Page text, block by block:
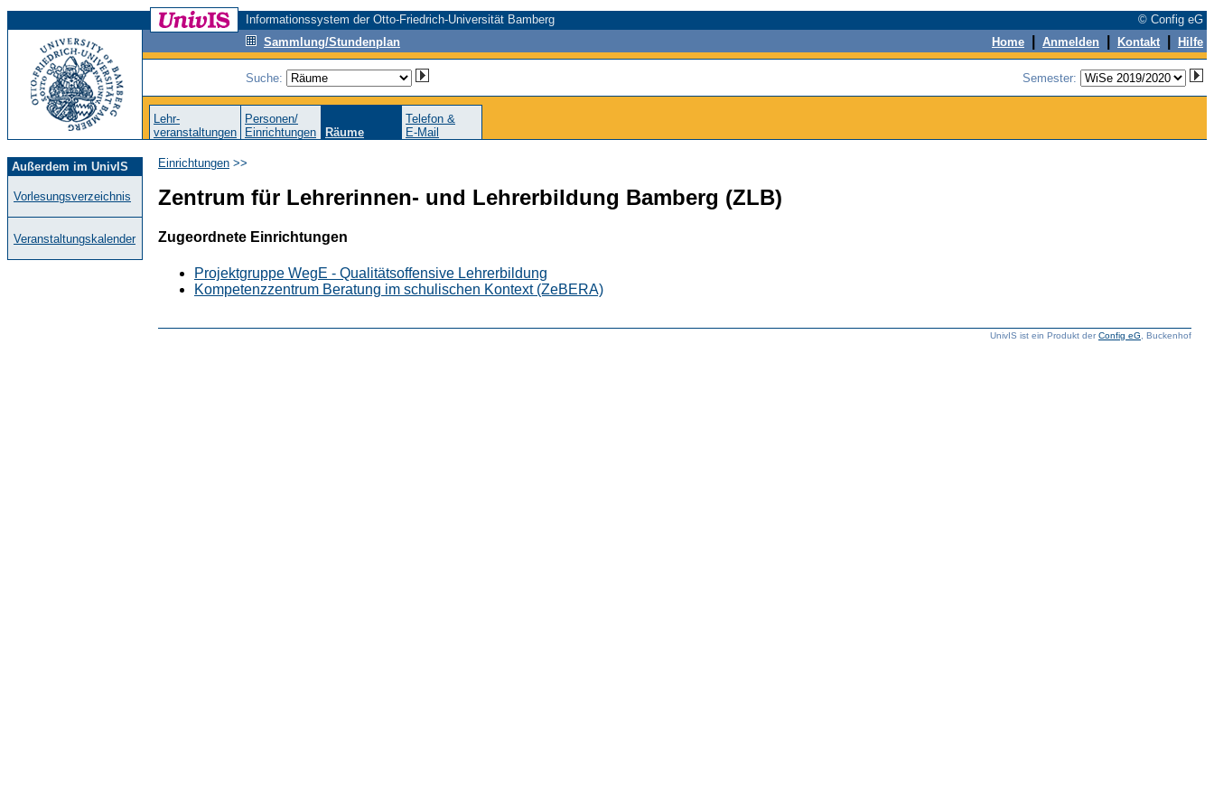
Informationssystem der Otto-Friedrich-Universität Bamberg
© Config eG
Sammlung/Stundenplan
Home Anmelden Kontakt Hilfe
Suche: Semester:
Lehr-
veranstaltungen
Personen/
Einrichtungen
Räume
Telefon &
E-Mail
Außerdem im UnivIS
Vorlesungsverzeichnis
Veranstaltungskalender
Einrichtungen >>
Zentrum für Lehrerinnen- und Lehrerbildung Bamberg (ZLB)
Zugeordnete Einrichtungen
Projektgruppe WegE - Qualitätsoffensive Lehrerbildung
Kompetenzzentrum Beratung im schulischen Kontext (ZeBERA)
UnivIS ist ein Produkt derConfig eG , Buckenhof